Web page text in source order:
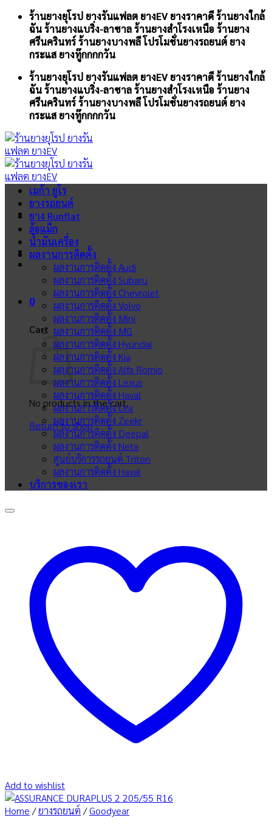
Skip
content
ร้านยางยุโรป ยางรันแฟลต ยางEV ยางราคาดี ร้านยางใกล้
ฉัน ร้านยางแบริ่ง-ลาซาล ร้านยางสำโรงเหนือ ร้านยาง
ศรีนครินทร์ ร้านยางบางพลี โปรโมชั่นยางรถยนต์ ยาง
กระแส ยางทู๊กกกกวัน
ร้านยางยุโรป ยางรันแฟลต ยางEV ยางราคาดี ร้านยางใกล้
ฉัน ร้านยางแบริ่ง-ลาซาล ร้านยางสำโรงเหนือ ร้านยาง
ศรีนครินทร์ ร้านยางบางพลี โปรโมชั่นยางรถยนต์ ยาง
กระแส ยางทู๊กกกกวัน
0
Cart
No products in the cart.
Return to shop
เมก้า ยูโร
ยางรถยนต์
ยาง Runflat
ล้อแม็ก
น้ำมันเครื่อง
ผลงานการติดตั้ง
ผลงานการติดตั้ง Audi
ผลงานการติดตั้ง Subaru
ผลงานการติดตั้ง Chevrolet
ผลงานการติดตั้ง Volvo
ผลงานการติดตั้ง Mini
ผลงานการติดตั้ง MG
ผลงานการติดตั้ง Hyundai
ผลงานการติดตั้ง Kia
ผลงานการติดตั้ง Alfa Romio
ผลงานการติดตั้ง Lexus
ผลงานการติดตั้ง Haval
ผลงานการติดตั้ง Ora
ผลงานการติดตั้ง Zeekr
ผลงานการติดตั้ง Deepal
ผลงานการติดตั้ง Neta
ศูนย์บริการรถยนต์ Triton
ผลงานการติดตั้ง Haval
บริการของเรา
Add to wishlist
Home /ยางรถยนต์ /Goodyear